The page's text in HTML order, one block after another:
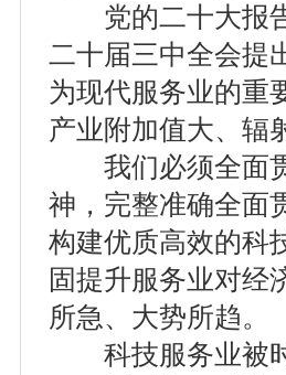
党的二十大报告
二十届三中全会提
为现代服务业的重
产业附加值大、辐
我们必须全面贯
神，完整准确全面
构建优质高效的科
固提升服务业对经
所急、大势所趋。
科技服务业被